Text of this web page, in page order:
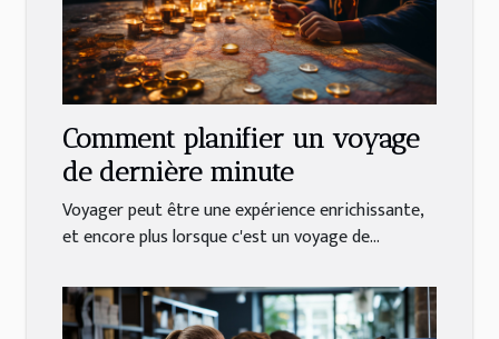
Comment planifier un voyage
de dernière minute
Voyager peut être une expérience enrichissante,
et encore plus lorsque c'est un voyage de...